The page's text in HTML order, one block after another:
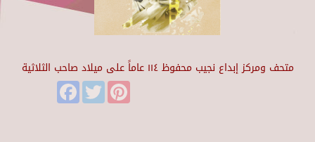
متحف ومركز إبداع نجيب محفوظ ١١٤ عاماً على ميلاد صاحب الثلاثية
FacebookTwitter